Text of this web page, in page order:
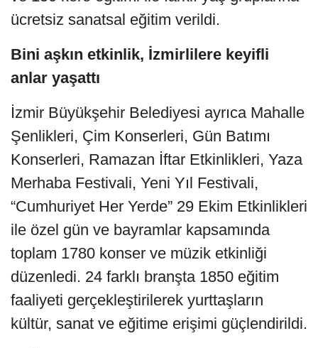
ücretsiz sanatsal eğitim verildi.
Bini aşkın etkinlik, İzmirlilere keyifli
anlar yaşattı
İzmir Büyükşehir Belediyesi ayrıca Mahalle
Şenlikleri, Çim Konserleri, Gün Batımı
Konserleri, Ramazan İftar Etkinlikleri, Yaza
Merhaba Festivali, Yeni Yıl Festivali,
“Cumhuriyet Her Yerde” 29 Ekim Etkinlikleri
ile özel gün ve bayramlar kapsamında
toplam 1780 konser ve müzik etkinliği
düzenledi. 24 farklı branşta 1850 eğitim
faaliyeti gerçekleştirilerek yurttaşların
kültür, sanat ve eğitime erişimi güçlendirildi.